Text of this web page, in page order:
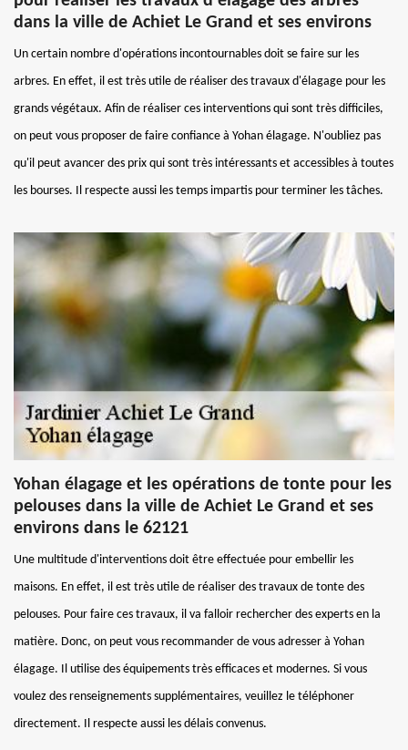
dans la ville de Achiet Le Grand et ses environs
Un certain nombre d'opérations incontournables doit se faire sur les
arbres. En effet, il est très utile de réaliser des travaux d'élagage pour les
grands végétaux. Afin de réaliser ces interventions qui sont très difficiles,
on peut vous proposer de faire confiance à Yohan élagage. N'oubliez pas
qu'il peut avancer des prix qui sont très intéressants et accessibles à toutes
les bourses. Il respecte aussi les temps impartis pour terminer les tâches.
Yohan élagage et les opérations de tonte pour les
pelouses dans la ville de Achiet Le Grand et ses
environs dans le 62121
Une multitude d'interventions doit être effectuée pour embellir les
maisons. En effet, il est très utile de réaliser des travaux de tonte des
pelouses. Pour faire ces travaux, il va falloir rechercher des experts en la
matière. Donc, on peut vous recommander de vous adresser à Yohan
élagage. Il utilise des équipements très efficaces et modernes. Si vous
voulez des renseignements supplémentaires, veuillez le téléphoner
directement. Il respecte aussi les délais convenus.